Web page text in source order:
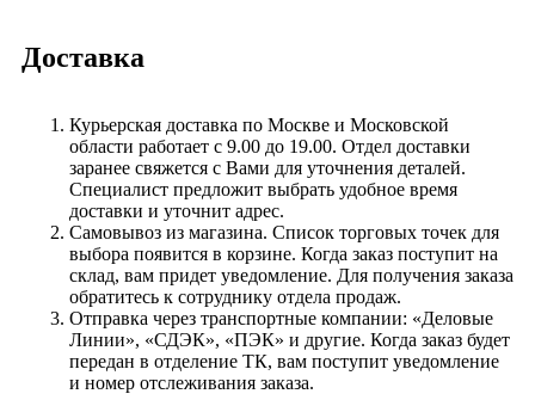
Доставка
Курьерская доставка по Москве и Московской
области работает с 9.00 до 19.00. Отдел доставки
заранее свяжется с Вами для уточнения деталей.
Специалист предложит выбрать удобное время
доставки и уточнит адрес.
Самовывоз из магазина. Список торговых точек для
выбора появится в корзине. Когда заказ поступит на
склад, вам придет уведомление. Для получения заказа
обратитесь к сотруднику отдела продаж.
Отправка через транспортные компании: «Деловые
Линии», «СДЭК», «ПЭК» и другие. Когда заказ будет
передан в отделение ТК, вам поступит уведомление
и номер отслеживания заказа.